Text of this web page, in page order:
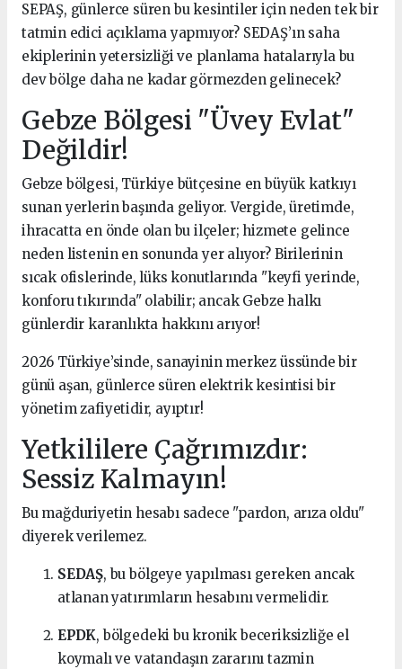
SEPAŞ, günlerce süren bu kesintiler için neden tek bir
tatmin edici açıklama yapmıyor? SEDAŞ’ın saha
ekiplerinin yetersizliği ve planlama hatalarıyla bu
dev bölge daha ne kadar görmezden gelinecek?
Gebze Bölgesi "Üvey Evlat"
Değildir!
Gebze bölgesi, Türkiye bütçesine en büyük katkıyı
sunan yerlerin başında geliyor. Vergide, üretimde,
ihracatta en önde olan bu ilçeler; hizmete gelince
neden listenin en sonunda yer alıyor? Birilerinin
sıcak ofislerinde, lüks konutlarında "keyfi yerinde,
konforu tıkırında" olabilir; ancak Gebze halkı
günlerdir karanlıkta hakkını arıyor!
2026 Türkiye’sinde, sanayinin merkez üssünde bir
günü aşan, günlerce süren elektrik kesintisi bir
yönetim zafiyetidir, ayıptır!
Yetkililere Çağrımızdır:
Sessiz Kalmayın!
Bu mağduriyetin hesabı sadece "pardon, arıza oldu"
diyerek verilemez.
SEDAŞ, bu bölgeye yapılması gereken ancak
atlanan yatırımların hesabını vermelidir.
EPDK, bölgedeki bu kronik beceriksizliğe el
koymalı ve vatandaşın zararını tazmin